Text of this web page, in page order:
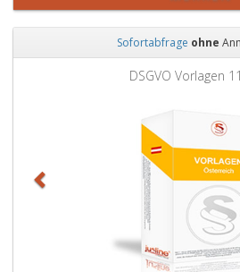
Sofortabfrage ohne
DSGVO Vorlagen